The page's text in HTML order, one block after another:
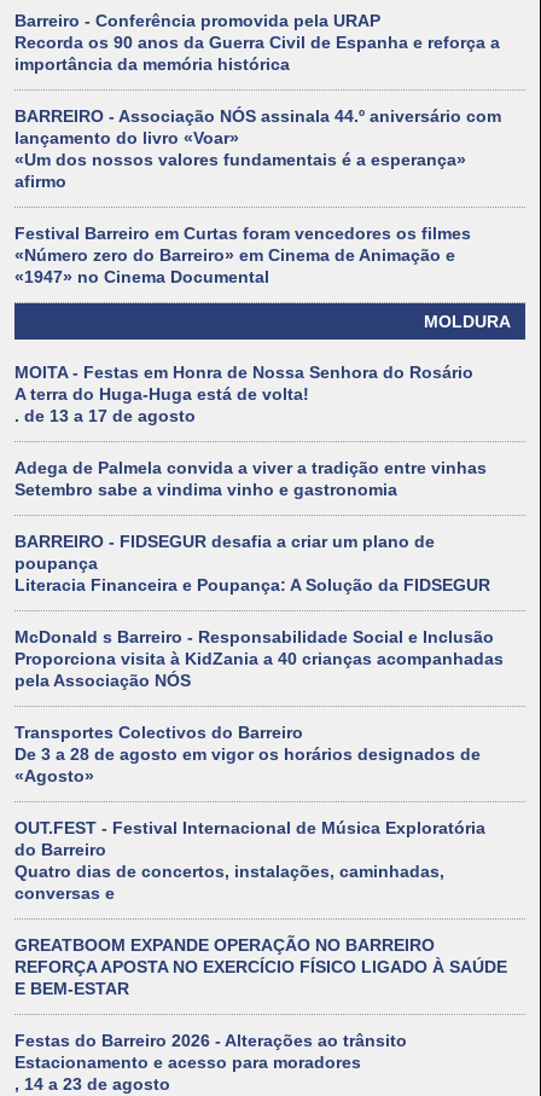
Barreiro - Conferência promovida pela URAP
Recorda os 90 anos da Guerra Civil de Espanha e reforça a
importância da memória histórica
BARREIRO - Associação NÓS assinala 44.º aniversário com
lançamento do livro «Voar»
«Um dos nossos valores fundamentais é a esperança»
afirmo
Festival Barreiro em Curtas foram vencedores os filmes
«Número zero do Barreiro» em Cinema de Animação e
«1947» no Cinema Documental
MOLDURA
MOITA - Festas em Honra de Nossa Senhora do Rosário
A terra do Huga-Huga está de volta!
. de 13 a 17 de agosto
Adega de Palmela convida a viver a tradição entre vinhas
Setembro sabe a vindima vinho e gastronomia
BARREIRO - FIDSEGUR desafia a criar um plano de
poupança
Literacia Financeira e Poupança: A Solução da FIDSEGUR
McDonald s Barreiro - Responsabilidade Social e Inclusão
Proporciona visita à KidZania a 40 crianças acompanhadas
pela Associação NÓS
Transportes Colectivos do Barreiro
De 3 a 28 de agosto em vigor os horários designados de
«Agosto»
OUT.FEST - Festival Internacional de Música Exploratória
do Barreiro
Quatro dias de concertos, instalações, caminhadas,
conversas e
GREATBOOM EXPANDE OPERAÇÃO NO BARREIRO
REFORÇA APOSTA NO EXERCÍCIO FÍSICO LIGADO À SAÚDE
E BEM-ESTAR
Festas do Barreiro 2026 - Alterações ao trânsito
Estacionamento e acesso para moradores
, 14 a 23 de agosto